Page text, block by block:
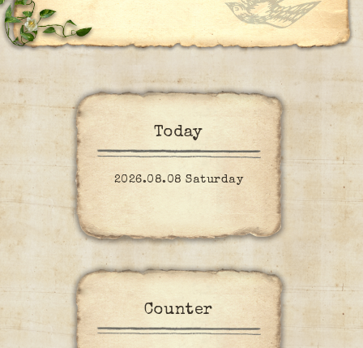
Today
2026.08.08 Saturday
Counter